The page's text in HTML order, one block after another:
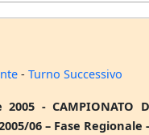
- Turno Successivo
2005 - CAMPIONATO
06 – Fase